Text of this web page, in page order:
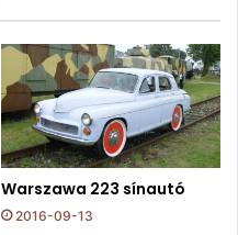
Warszawa 223 sínautó
2016-09-13